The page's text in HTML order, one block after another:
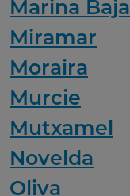
Marina Baja
Miramar
Moraira
Murcie
Mutxamel
Novelda
Oliva